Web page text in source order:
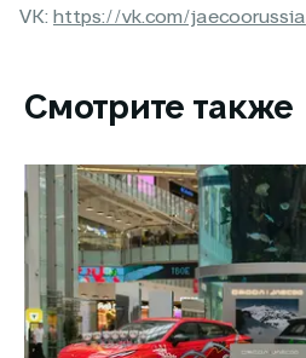
VK: https://vk.com/jaecoorussia
Смотрите также